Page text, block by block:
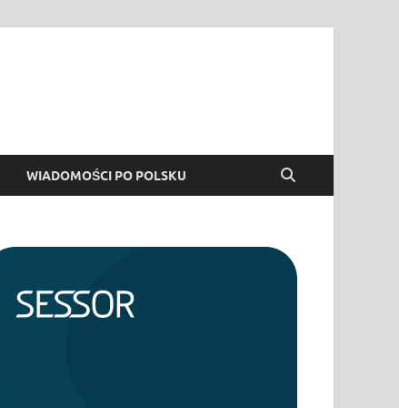
WIADOMOŚCI PO POLSKU